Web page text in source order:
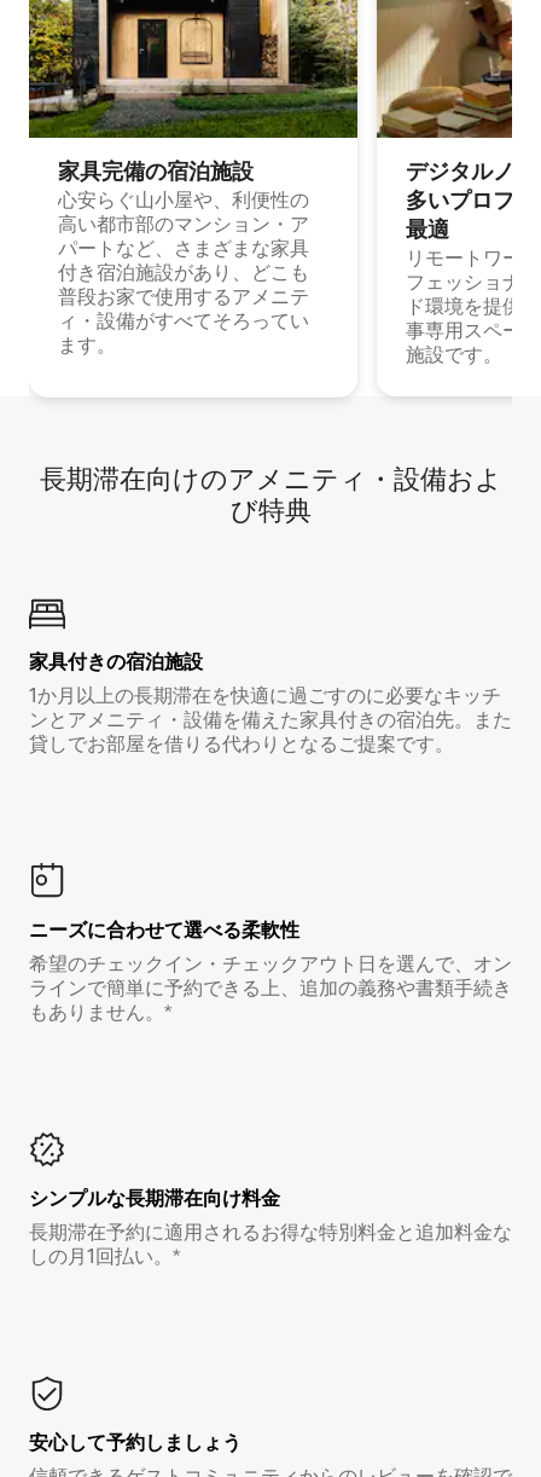
家具完備の宿⁠泊⁠施⁠設
心安らぐ山小屋や、利便性の
高い都市部のマンション・ア
パートなど、さまざまな家具
付き宿泊施設があり、どこも
普段お家で使用するアメニテ
ィ・設備がすべてそろってい
ます。
デジタルノ
多⁠いプ⁠ロ⁠フ⁠
最⁠適
リモートワー
フェッショナ
ド環境を提供
事専用スペー
施設です。
長期滞在向け⁠のア⁠メ⁠ニ⁠テ⁠ィ⁠・設⁠備⁠およ
び特⁠典
家具付き⁠の宿⁠泊⁠施⁠設
1か月以上の長期滞在を快適に過ごすのに必要なキッチ
ンとアメニティ・設備を備えた家具付きの宿泊先。また
貸しでお部屋を借りる代わりとなるご提案です。
ニーズに合わせて選べる柔軟性
希望のチェックイン・チェックアウト日を選んで、オン
ラインで簡単に予約できる上、追加の義務や書類手続き
もありません。*
シンプルな長期滞在向け料金
長期滞在予約に適用されるお得な特別料金と追加料金な
しの月1回払い。*
安心して予約しましょう